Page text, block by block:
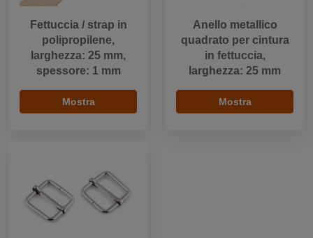
Fettuccia / strap in
polipropilene,
larghezza: 25 mm,
spessore: 1 mm
Mostra
Anello metallico
quadrato per cintura
in fettuccia,
larghezza: 25 mm
Mostra